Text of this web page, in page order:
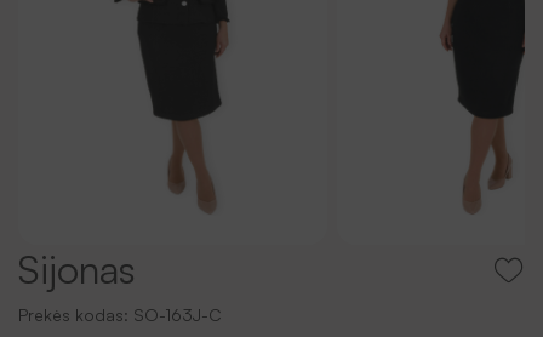
Sijonas
Prekės kodas: SO-163J-C